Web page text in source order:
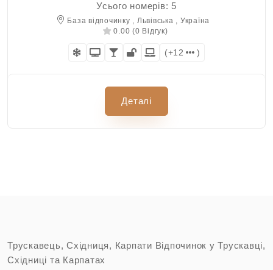
Усього номерів: 5
База відпочинку , Львівська , Україна
0.00 (0 Відгук)
(+12 )
Деталі
Трускавець, Східниця, Карпати Відпочинок у Трускавці,
Східниці та Карпатах